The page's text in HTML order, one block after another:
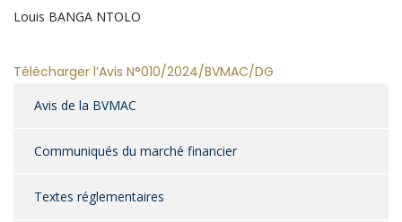
Louis BANGA NTOLO
Télécharger l’Avis N°010/2024/BVMAC/DG
Avis de la BVMAC
Communiqués du marché financier
Textes réglementaires